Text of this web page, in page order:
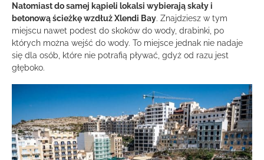
Natomiast do samej kąpieli lokalsi wybierają skały i
betonową ścieżkę wzdłuż Xlendi Bay. Znajdziesz w tym
miejscu nawet podest do skoków do wody, drabinki, po
których można wejść do wody. To miejsce jednak nie nadaje
się dla osób, które nie potrafią pływać, gdyż od razu jest
głęboko.